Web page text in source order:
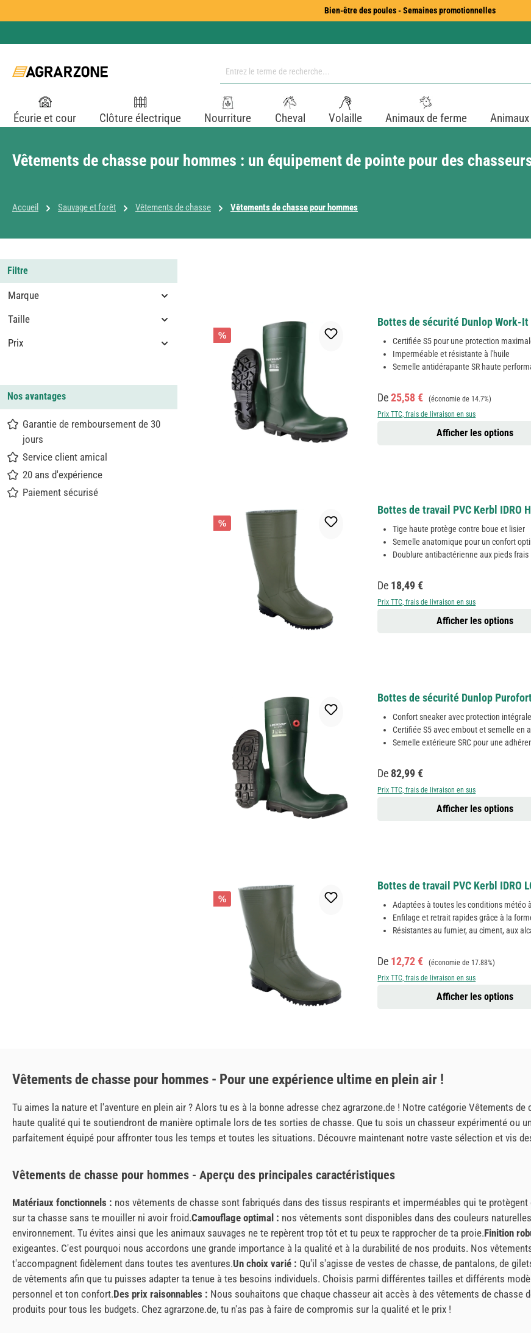
Bien-être des poules - Semaines promotionnelles
Écurie et cour Clôture électrique Nourriture Cheval Volaille Animaux de ferme
Vêtements de chasse pour hommes : un équipement de pointe pour des
Accueil Sauvage et forêt Vêtements de chasse Vêtements de chasse pour hommes
Filtre
Marque
Taille
Prix
Nos avantages
Garantie de remboursement de 30
jours
Service client amical
20 ans d'expérience
Paiement sécurisé
%
Bottes de sécurité Dunlop Work-It
Certifiée S5 pour une protection
Imperméable et résistante à l'huile
Semelle antidérapante SR haute
Prix de vente :
De25,58 € Prix régulier :
(économie de 14.7%)
Prix TTC, frais de livraison en sus
Afficher les options
%
Bottes de travail PVC Kerbl IDRO
Tige haute protège contre boue et lisier
Semelle anatomique pour un confort
Doublure antibactérienne aux pieds frais
Prix régulier :
De 18,49 €
Prix TTC, frais de livraison en sus
Afficher les options
Bottes de sécurité Dunlop
Confort sneaker avec protection intégrale
Certifiée S5 avec embout et semelle en
Semelle extérieure SRC pour une
Prix régulier :
De 82,99 €
Prix TTC, frais de livraison en sus
Afficher les options
%
Bottes de travail PVC Kerbl IDRO
Adaptées à toutes les conditions météo
Enfilage et retrait rapides grâce à la
Résistantes au fumier, au ciment, aux
Prix de vente :
De 12,72 € Prix régulier :
(économie de 17.88%)
Prix TTC, frais de livraison en sus
Afficher les options
Vêtements de chasse pour hommes - Pour une expérience ultime en plein air !
Tu aimes la nature et l'aventure en plein air ? Alors tu es à la bonne adresse chez agrarzone.de ! Notre catégorie Vêtements
haute qualité qui te soutiendront de manière optimale lors de tes sorties de chasse. Que tu sois un chasseur expérimenté ou
parfaitement équipé pour affronter tous les temps et toutes les situations. Découvre maintenant notre vaste sélection et vis
Vêtements de chasse pour hommes - Aperçu des principales caractéristiques
Matériaux fonctionnels : nos vêtements de chasse sont fabriqués dans des tissus respirants et imperméables qui te
sur ta chasse sans te mouiller ni avoir froid.Camouflage optimal : nos vêtements sont disponibles dans des couleurs
environnement. Tu évites ainsi que les animaux sauvages ne te repèrent trop tôt et tu peux te rapprocher de ta proie.Finition
exigeantes. C'est pourquoi nous accordons une grande importance à la qualité et à la durabilité de nos produits. Nos
t'accompagnent fidèlement dans toutes tes aventures.Un choix varié : Qu'il s'agisse de vestes de chasse, de pantalons, de
de vêtements afin que tu puisses adapter ta tenue à tes besoins individuels. Choisis parmi différentes tailles et différents
personnel et ton confort.Des prix raisonnables : Nous souhaitons que chaque chasseur ait accès à des vêtements de
produits pour tous les budgets. Chez agrarzone.de, tu n'as pas à faire de compromis sur la qualité et le prix !